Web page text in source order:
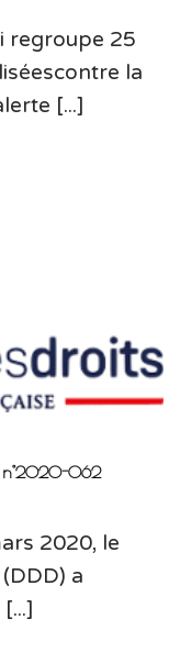
regroupe 25
la
[...]
n°2020-062
2020, le
a